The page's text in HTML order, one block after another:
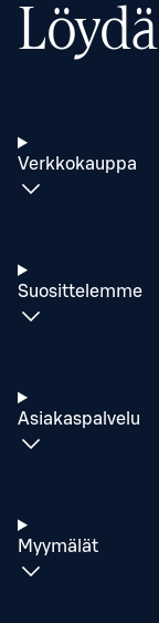
Löydä
Verkkokauppa
Suosittelemme
Asiakaspalvelu
Myymälät